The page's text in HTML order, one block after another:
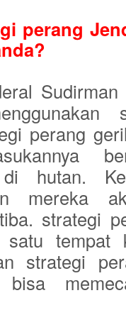
perang
perang
di hutan.
mereka
strategi
tempat
strategi